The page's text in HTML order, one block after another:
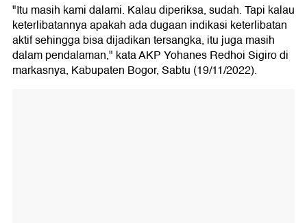
"Itu masih kami dalami. Kalau diperiksa, sudah. Tapi kalau
keterlibatannya apakah ada dugaan indikasi keterlibatan
aktif sehingga bisa dijadikan tersangka, itu juga masih
dalam pendalaman," kata AKP Yohanes Redhoi Sigiro di
markasnya, Kabupaten Bogor, Sabtu (19/11/2022).